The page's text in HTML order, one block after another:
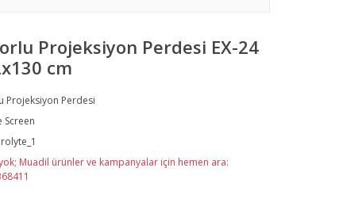
Projeksiyon Perdesi EX-24
cm
Projeksiyon Perdesi
Screen
Muadil ürünler ve kampanyalar için hemen ara: